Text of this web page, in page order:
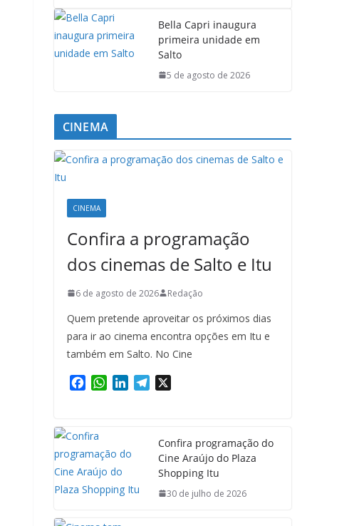
Bella Capri inaugura
primeira unidade em
Salto
5 de agosto de 2026
CINEMA
CINEMA
Confira a programação
dos cinemas de Salto e Itu
6 de agosto de 2026 Redação
Quem pretende aproveitar os próximos dias
para ir ao cinema encontra opções em Itu e
também em Salto. No Cine
e
b
o
o
k
W
A
p
p
d
n
m
Confira programação do
Cine Araújo do Plaza
Shopping Itu
30 de julho de 2026